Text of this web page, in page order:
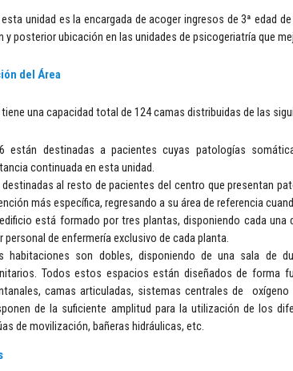
unidad es la encargada de acoger ingresos de 3ª edad
y posterior ubicación en las unidades de psicogeriatría que
del Área
tiene una capacidad total de 124 camas distribuidas de las
están destinadas a pacientes cuyas patologías
continuada en esta unidad.
destinadas al resto de pacientes del centro que presentan
más específica, regresando a su área de referencia
está formado por tres plantas, disponiendo cada una
personal de enfermería exclusivo de cada planta.
habitaciones son dobles, disponiendo de una sala de
Todos estos espacios están diseñados de forma
camas articuladas, sistemas centrales de oxígeno
de la suficiente amplitud para la utilización de los
de movilización, bañeras hidráulicas, etc.